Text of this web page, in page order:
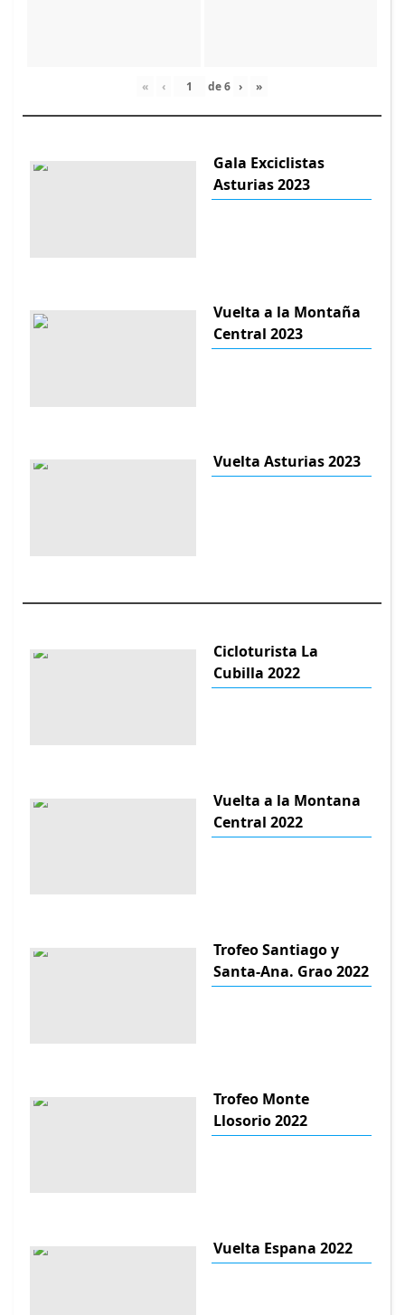
« ‹ de6 › »
Gala Exciclistas
Asturias 2023
Vuelta a la Montaña
Central 2023
Vuelta Asturias 2023
Cicloturista La
Cubilla 2022
Vuelta a la Montana
Central 2022
Trofeo Santiago y
Santa-Ana. Grao 2022
Trofeo Monte
Llosorio 2022
Vuelta Espana 2022